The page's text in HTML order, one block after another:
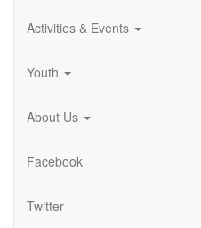
Activities & Events
Youth
About Us
Facebook
Twitter